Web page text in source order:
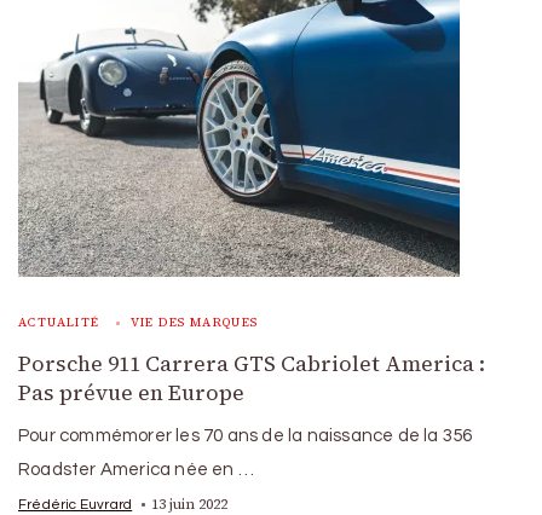
ACTUALITÉ VIE DES MARQUES
Porsche 911 Carrera GTS Cabriolet America :
Pas prévue en Europe
Pour commémorer les 70 ans de la naissance de la 356
Roadster America née en …
Frédéric Euvrard 13 juin 2022